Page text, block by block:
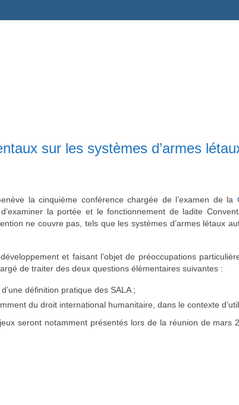
sur les systèmes d’armes
la cinquième conférence chargée de l’examen de la
la portée et le fonctionnement de ladite
ne couvre pas, tels que les systèmes d’armes létaux
et faisant l’objet de préoccupations
de traiter des deux questions élémentaires suivantes :
définition pratique des SALA ;
du droit international humanitaire, dans le contexte
seront notamment présentés lors de la réunion de mars